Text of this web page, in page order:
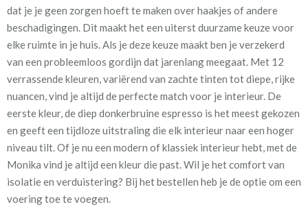
Meestal eerder, maar houd
rekening met
circa 2-3 weken
Materiaal: Katoen en polyester
Een extra voering zorgt ervoor dat kou in de winter buitenshuis
blijft en houdt de warmte in de zomer buiten, wat bijdraagt aan
een goede nachtrust. Daarnaast biedt een voering
dat je je geen zorgen hoeft te maken over haakjes of andere
beschadigingen. Dit maakt het een uiterst duurzame keuze voor
elke ruimte in je huis. Als je deze keuze maakt ben je verzekerd
van een probleemloos gordijn dat jarenlang meegaat. Met 12
verrassende kleuren, variërend van zachte tinten tot diepe, rijke
nuancen, vind je altijd de perfecte match voor je interieur. De
eerste kleur, de diep donkerbruine espresso is het meest gekozen
en geeft een tijdloze uitstraling die elk interieur naar een hoger
niveau tilt. Of je nu een modern of klassiek interieur hebt, met de
Monika vind je altijd een kleur die past. Wil je het comfort van
isolatie en verduistering? Bij het bestellen heb je de optie om een
voering toe te voegen.